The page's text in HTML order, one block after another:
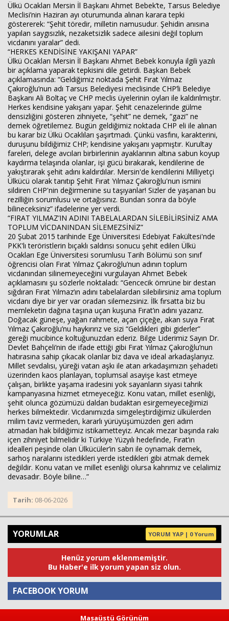
Ülkü Ocakları Mersin İl Başkanı Ahmet Bebek’te, Tarsus Belediye
Meclisi’nin Haziran ayı oturumunda alınan karara tepki
göstererek: “Şehit töredir, milletin namusudur. Şehidin anısına
yapılan saygısızlık, nezaketsizlik sadece ailesini değil toplum
vicdanını yaralar” dedi.
“HERKES KENDİSİNE YAKIŞANI YAPAR”
Ülkü Ocakları Mersin İl Başkanı Ahmet Bebek konuyla ilgili yazılı
bir açıklama yaparak tepkisini dile getirdi. Başkan Bebek
açıklamasında: “Geldiğimiz noktada Şehit Fırat Yılmaz
Çakıroğlu’nun adı Tarsus Belediyesi meclisinde CHP’li Belediye
Başkanı Ali Boltaç ve CHP meclis üyelerinin oyları ile kaldırılmıştır.
Herkes kendisine yakışanı yapar. Şehit cenazelerinde gülme
densizliğini gösteren zihniyete, “şehit” ne demek, “gazi” ne
demek öğretilemez. Bugün geldiğimiz noktada CHP eli ile alınan
bu karar biz Ülkü Ocaklıları şaşırtmadı. Çünkü vasfını, karakterini,
duruşunu bildiğimiz CHP; kendisine yakışanı yapmıştır. Kurultay
fareleri, delege avcıları birbirlerinin ayaklarının altına sabun koyup
kaydırma telaşında olanlar, işi gücü bırakarak, kendilerine de
yakıştırarak şehit adını kaldırdılar. Mersin'de kendilerini Milliyetçi
Ülkücü olarak tanıtıp Şehit Fırat Yılmaz Çakıroğlu'nun ismini
sildiren CHP'nin değirmenine su taşıyanlar! Sizler de yaşanan bu
rezilliğin sorumlusu ve ortağısınız. Bundan sonra da böyle
bilineceksiniz” ifadelerine yer verdi.
“FIRAT YILMAZ’IN ADINI TABELALARDAN SİLEBİLİRSİNİZ AMA
TOPLUM VİCDANINDAN SİLEMEZSİNİZ”
20 Şubat 2015 tarihinde Ege Üniversitesi Edebiyat Fakültesi'nde
PKK'lı teröristlerin bıçaklı saldırısı sonucu şehit edilen Ülkü
Ocakları Ege Üniversitesi sorumlusu Tarih Bölümü son sınıf
öğrencisi olan Fırat Yılmaz Çakıroğlu’nun adının toplum
vicdanından silinemeyeceğini vurgulayan Ahmet Bebek
açıklamasını şu sözlerle noktaladı: “Gencecik ömrüne bir destan
sığdıran Fırat Yılmaz’ın adını tabelalardan silebilirsiniz ama toplum
vicdanı diye bir yer var oradan silemezsiniz. İlk fırsatta biz bu
memleketin dağına taşına uçan kuşuna Fırat’ın adını yazarız.
Doğacak güneşe, yağan rahmete, açan çiçeğe, akan suya Fırat
Yılmaz Çakıroğlu’nu haykırırız ve sizi “Geldikleri gibi giderler”
gereği mucibince koltuğunuzdan ederiz. Bilge Liderimiz Sayın Dr.
Devlet Bahçeli’nin de ifade ettiği gibi Fırat Yılmaz Çakıroğlu’nun
hatırasına sahip çıkacak olanlar biz dava ve ideal arkadaşlarıyız.
Millet sevdalısı, yüreği vatan aşkı ile atan arkadaşımızın şehadeti
üzerinden kaos planlayan, toplumsal asayişe kast etmeye
çalışan, birlikte yaşama iradesini yok sayanların siyasi tahrik
kampanyasına hizmet etmeyeceğiz. Konu vatan, millet esenliği,
şehit olunca gözümüzü daldan budaktan esirgemeyeceğimizi
herkes bilmektedir. Vicdanımızda simgeleştirdiğimiz ülkülerden
milim taviz vermeden, kararlı yürüyüşümüzden geri adım
atmadan hak bildiğimiz istikametteyiz. Ancak mezar başında rakı
içen zihniyet bilmelidir ki Türkiye Yüzyılı hedefinde, Fırat’ın
idealleri peşinde olan Ülkücüler’in sabrı ile oynamak demek,
sarhoş naralarını istedikleri yerde istedikleri gibi atmak demek
değildir. Konu vatan ve millet esenliği olursa kahrımız ve celalimiz
devasadır. Böyle biline…”
Tarih: 08-06-2026
YORUMLAR YORUM YAP | 0 Yorum
Henüz yorum eklenmemiştir.
Bu Haber'e ilk yorum yapan siz olun.
FACEBOOK YORUM
Masaüstü Görünüm